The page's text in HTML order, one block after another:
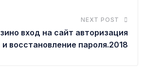
NEXT POST
вход на сайт авторизация
и восстановление пароля.2018